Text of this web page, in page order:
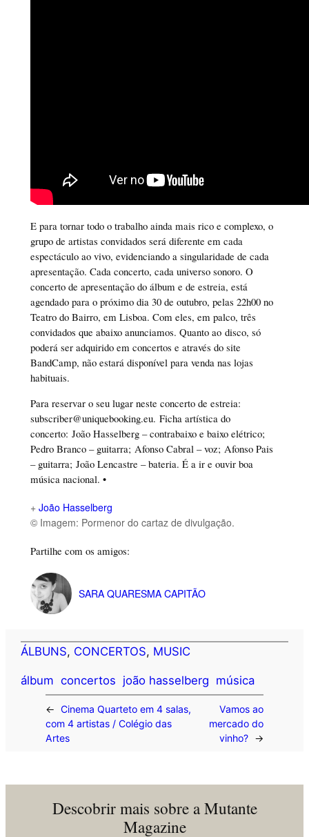
E para tornar todo o trabalho ainda mais rico e complexo, o
grupo de artistas convidados será diferente em cada
espectáculo ao vivo, evidenciando a singularidade de cada
apresentação. Cada concerto, cada universo sonoro. O
concerto de apresentação do álbum e de estreia, está
agendado para o próximo dia 30 de outubro, pelas 22h00 no
Teatro do Bairro, em Lisboa. Com eles, em palco, três
convidados que abaixo anunciamos. Quanto ao disco, só
poderá ser adquirido em concertos e através do site
BandCamp, não estará disponível para venda nas lojas
habituais.
Para reservar o seu lugar neste concerto de estreia:
subscriber@uniquebooking.eu. Ficha artística do
concerto: João Hasselberg – contrabaixo e baixo elétrico;
Pedro Branco – guitarra; Afonso Cabral – voz; Afonso Pais
– guitarra; João Lencastre – bateria. É a ir e ouvir boa
música nacional. •
+ João Hasselberg
© Imagem: Pormenor do cartaz de divulgação.
Partilhe com os amigos:
SARA QUARESMA CAPITÃO
ÁLBUNS, CONCERTOS, MUSIC
álbum concertos joão hasselberg música
←
Cinema Quarteto em 4 salas,
com 4 artistas / Colégio das
Artes
Vamos ao
mercado do
vinho?
→
Descobrir mais sobre a Mutante
Magazine